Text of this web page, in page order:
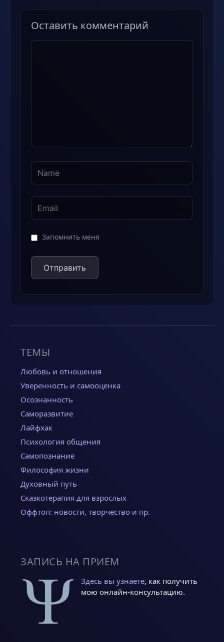
Оставить комментарий
Комментарий
Запомнить меня
ТЕМЫ
Любовь и отношения
Уверенность и самооценка
Осознанность
Саморазвитие
Лайфхак
Психология общения
Самопознание
Философия жизни
Духовный путь
Сказкотерапия для взрослых
Оффтоп: новости, творчество и пр.
ЗАПИСЬ НА ПРИЕМ
Здесь вы узнаете, как получить
мою онлайн-консультацию.